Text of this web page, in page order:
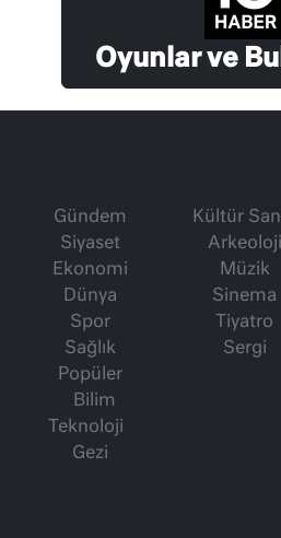
Oyunlar ve
Gündem
Siyaset
Ekonomi
Dünya
Spor
Sağlık
Popüler
Bilim
Teknoloji
Gezi
Kültür
Arkeoloji
Müzik
Sinema
Tiyatro
Sergi